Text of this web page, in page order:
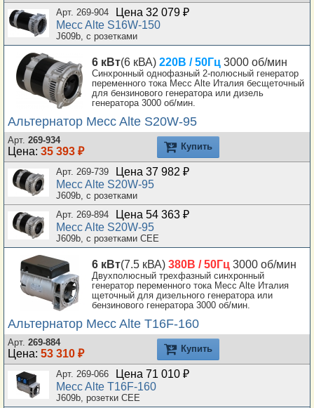
Арт. 269-904
Цена 32 079 ₽
Mecc Alte S16W-150
J609b, с розетками
6 кВт(6 кВА) 220В / 50Гц 3000 об/мин
Синхронный однофазный 2-полюсный генератор
переменного тока Mecc Alte Италия бесщеточный
для бензинового генератора или дизель
генератора 3000 об/мин.
Альтернатор Mecc Alte S20W-95
Арт. 269-934
Цена: 35 393 ₽ Купить
Арт. 269-739
Цена 37 982 ₽
Mecc Alte S20W-95
J609b, с розетками
Арт. 269-894
Цена 54 363 ₽
Mecc Alte S20W-95
J609b, с розетками CEE
6 кВт(7.5 кВА) 380В / 50Гц 3000 об/мин
Двухполюсный трехфазный синхронный
генератор переменного тока Mecc Alte Италия
щеточный для дизельного генератора или
бензинового генератора 3000 об/мин.
Альтернатор Mecc Alte T16F-160
Арт. 269-884
Цена: 53 310 ₽ Купить
Арт. 269-066
Цена 71 010 ₽
Mecc Alte T16F-160
J609b, розетки CEE